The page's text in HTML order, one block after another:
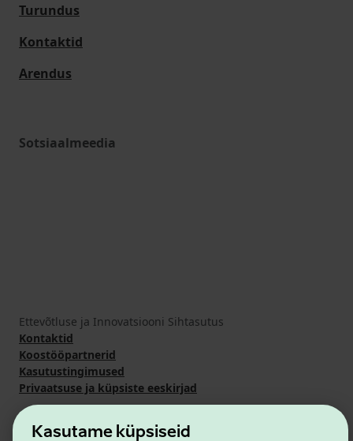
Kasutame küpsiseid
Turundus
Kontaktid
Arendus
Sotsiaalmeedia
Ettevõtluse ja Innovatsiooni Sihtasutus
Kontaktid
Koostööpartnerid
Kasutustingimused
Privaatsuse ja küpsiste eeskirjad